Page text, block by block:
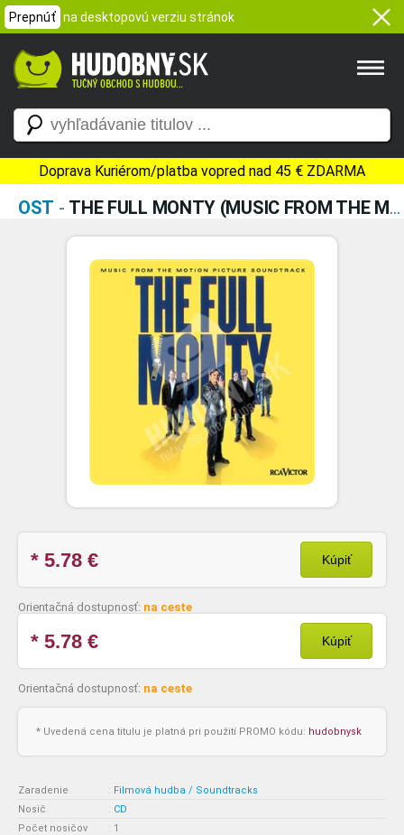
Prepnúť na desktopovú verziu stránok
Doprava Kuriérom/platba vopred nad 45 € ZDARMA
OST - THE FULL MONTY (MUSIC FROM THE MOTION PICTURE SOUNDTRACK)
* 5.78 € Kúpiť
Orientačná dostupnosť: na ceste
* 5.78 € Kúpiť
Orientačná dostupnosť: na ceste
* Uvedená cena titulu je platná pri použití PROMO kódu: hudobnysk
Zaradenie : Filmová hudba / Soundtracks
Nosič
: CD
Počet nosičov
: 1